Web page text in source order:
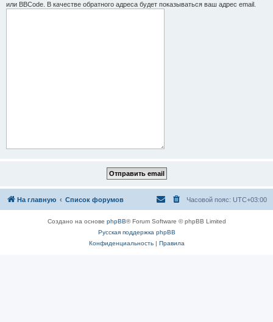
или BBCode. В качестве обратного адреса будет показываться ваш адрес email.
На главную Список форумов Часовой пояс: UTC+03:00
Создано на основе phpBB® Forum Software © phpBB Limited
Русская поддержка phpBB
Конфиденциальность| Правила